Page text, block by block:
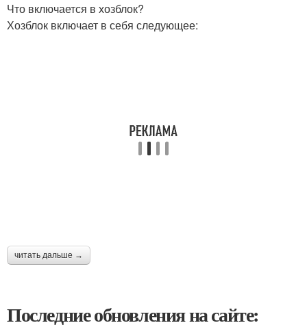
Что включается в хозблок?
Хозблок включает в себя следующее:
читать дальше →
Последние обновления на сайте: